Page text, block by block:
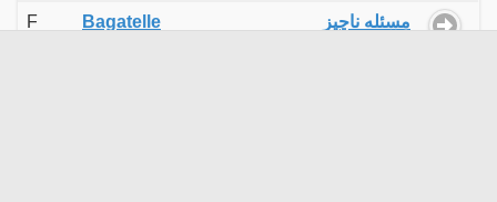
F Bagatelle مسئله ناچیز